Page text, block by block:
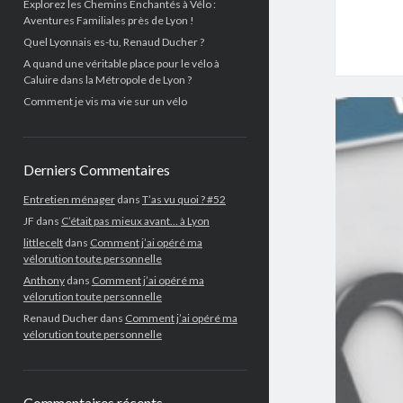
Explorez les Chemins Enchantés à Vélo :
Aventures Familiales près de Lyon !
Quel Lyonnais es-tu, Renaud Ducher ?
A quand une véritable place pour le vélo à
Caluire dans la Métropole de Lyon ?
Comment je vis ma vie sur un vélo
Derniers Commentaires
Entretien ménagerdans T’as vu quoi ? #52
JF dans C’était pas mieux avant… à Lyon
littleceltdans Comment j’ai opéré ma
vélorution toute personnelle
Anthonydans Comment j’ai opéré ma
vélorution toute personnelle
Renaud Ducherdans Comment j’ai opéré ma
vélorution toute personnelle